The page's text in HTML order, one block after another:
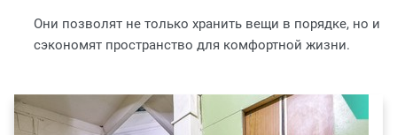
Они позволят не только хранить вещи в порядке, но и
сэкономят пространство для комфортной жизни.